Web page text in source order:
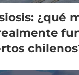
¿qué